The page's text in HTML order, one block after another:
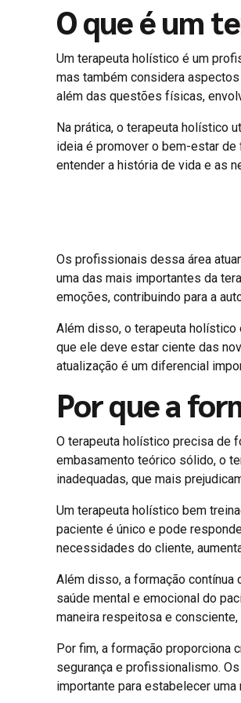
O que é um
Um terapeuta holístico é um
mas também considera
além das questões físicas,
Na prática, o terapeuta holístico
ideia é promover o bem-estar de
entender a história de vida e as
Os profissionais dessa área
uma das mais importantes da
emoções, contribuindo para a
Além disso, o terapeuta holístico
que ele deve estar ciente das
atualização é um diferencial
Por que a
O terapeuta holístico precisa de
embasamento teórico sólido, o
inadequadas, que mais
Um terapeuta holístico bem
paciente é único e pode
necessidades do cliente,
Além disso, a formação contínua
saúde mental e emocional do
maneira respeitosa e
Por fim, a formação
segurança e profissionalismo.
importante para estabelecer